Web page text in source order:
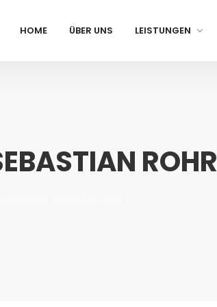
HOME ÜBER UNS LEISTUNGEN
ROHR